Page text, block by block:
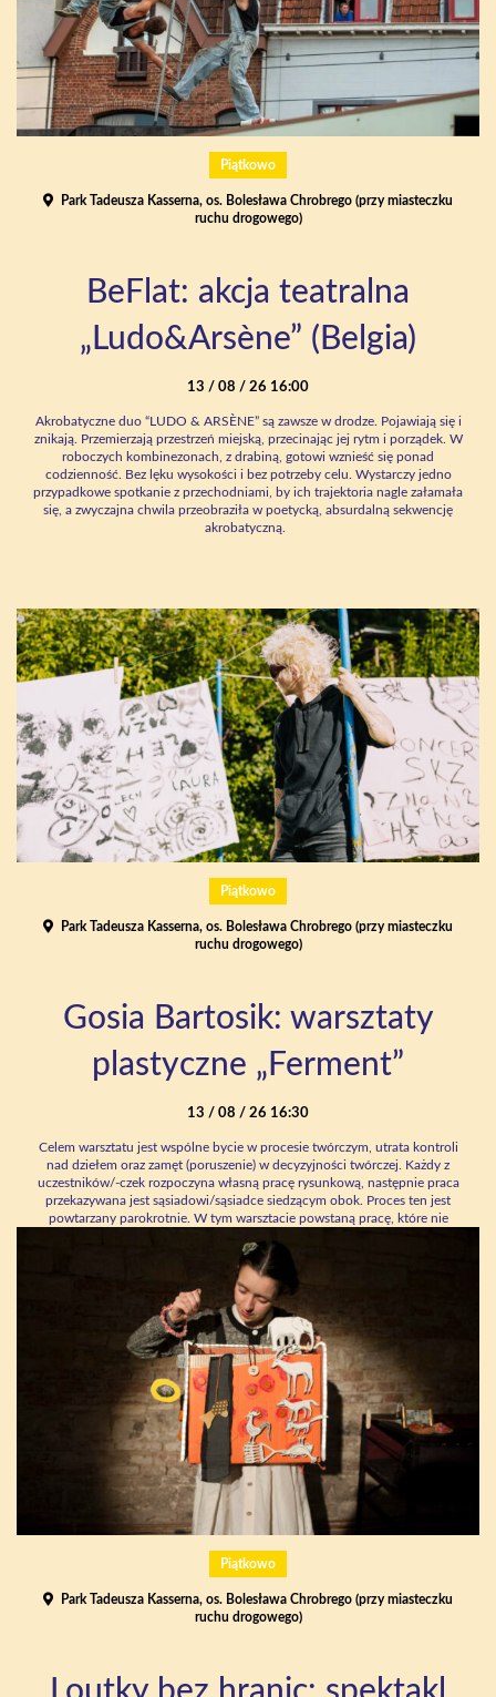
Piątkowo
Park Tadeusza Kasserna, os. Bolesława Chrobrego (przy miasteczku
ruchu drogowego)
BeFlat: akcja teatralna
„Ludo&Arsène” (Belgia)
13 / 08 / 26 16:00
Akrobatyczne duo “LUDO & ARSÈNE” są zawsze w drodze. Pojawiają się i
znikają. Przemierzają przestrzeń miejską, przecinając jej rytm i porządek. W
roboczych kombinezonach, z drabiną, gotowi wznieść się ponad
codzienność. Bez lęku wysokości i bez potrzeby celu. Wystarczy jedno
przypadkowe spotkanie z przechodniami, by ich trajektoria nagle załamała
się, a zwyczajna chwila przeobraziła w poetycką, absurdalną sekwencję
akrobatyczną.
Piątkowo
Park Tadeusza Kasserna, os. Bolesława Chrobrego (przy miasteczku
ruchu drogowego)
Gosia Bartosik: warsztaty
plastyczne „Ferment”
13 / 08 / 26 16:30
Celem warsztatu jest wspólne bycie w procesie twórczym, utrata kontroli
nad dziełem oraz zamęt (poruszenie) w decyzyjności twórczej. Każdy z
uczestników/-czek rozpoczyna własną pracę rysunkową, następnie praca
przekazywana jest sąsiadowi/sąsiadce siedzącym obok. Proces ten jest
powtarzany parokrotnie. W tym warsztacie powstaną pracę, które nie
na pojęcia moja-twoja-nasze-wasze postawią pytania o kondycji
dzisiejszego społeczeństwa. Po pracy twórczej zostanie zaproponowana
dyskusja i omówienie warsztatu.
Piątkowo
Park Tadeusza Kasserna, os. Bolesława Chrobrego (przy miasteczku
ruchu drogowego)